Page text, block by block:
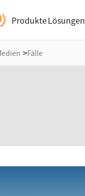
ProdukteLösungen
>Fälle